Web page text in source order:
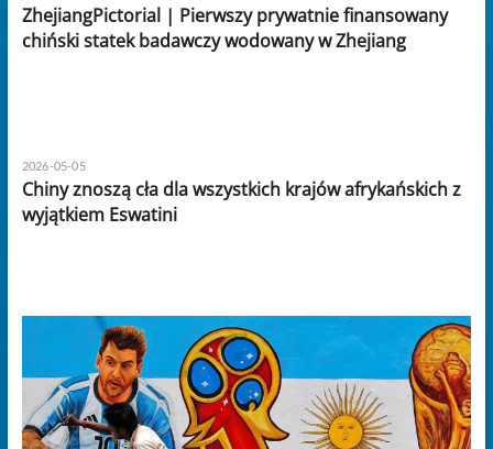
ZhejiangPictorial | Pierwszy prywatnie finansowany
chiński statek badawczy wodowany w Zhejiang
2026-05-05
Chiny znoszą cła dla wszystkich krajów afrykańskich z
wyjątkiem Eswatini